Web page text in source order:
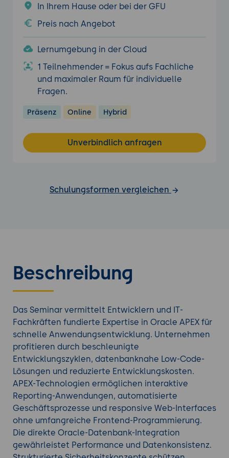
In Ihrem Hause oder bei der GFU
Preis nach Angebot
Lernumgebung in der Cloud
1 Teilnehmender = Fokus aufs Fachliche
und maximaler Raum für individuelle
Fragen.
Präsenz Online Hybrid
Unverbindlich anfragen
Schulungsformen vergleichen
Beschreibung
Das Seminar vermittelt Entwicklern und IT-
Fachkräften fundierte Expertise in Oracle APEX für
schnelle Anwendungsentwicklung. Unternehmen
profitieren durch beschleunigte
Entwicklungszyklen, datenbanknahe Low-Code-
Lösungen und reduzierte Entwicklungskosten.
APEX-Technologien ermöglichen interaktive
Reporting-Anwendungen, automatisierte
Geschäftsprozesse und responsive Web-Interfaces
ohne umfangreiche Frontend-Programmierung.
Die direkte Oracle-Datenbank-Integration
gewährleistet Performance und Datenkonsistenz.